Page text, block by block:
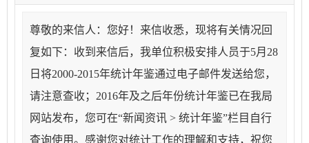
尊敬的来信人：您好！来信收悉，现将有关情况回
复如下：收到来信后，我单位积极安排人员于5月28
日将2000-2015年统计年鉴通过电子邮件发送给您，
请注意查收；2016年及之后年份统计年鉴已在我局
网站发布，您可在“新闻资讯 > 统计年鉴”栏目自行
查询使用。感谢您对统计工作的理解和支持，祝您